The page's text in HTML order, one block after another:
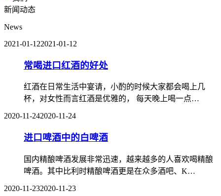
新闻动态
News
2021-01-122021-01-12
常喝进口红酒的好处
红酒在日常生活中宴请，小酌的时候大家都会喝上几
杯，对女性而言红酒是优雅的， 每天晚上喝一点…
2020-11-242020-11-24
进口啤酒中的白啤酒
国内精酿啤酒发展非常迅速，越来越多的人喜欢喝精酿
啤酒。其中比利时精酿啤酒更是在众多酒吧、K…
2020-11-232020-11-23